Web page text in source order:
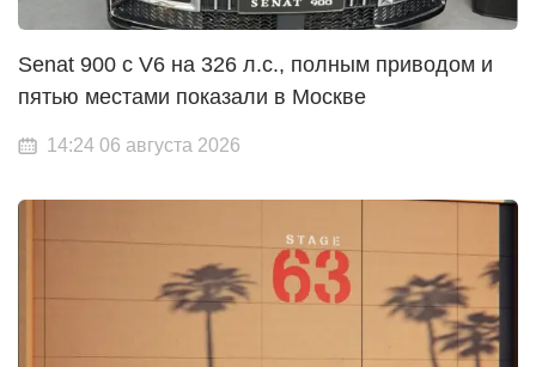
Senat 900 с V6 на 326 л.с., полным приводом и
пятью местами показали в Москве
14:24 06 августа 2026